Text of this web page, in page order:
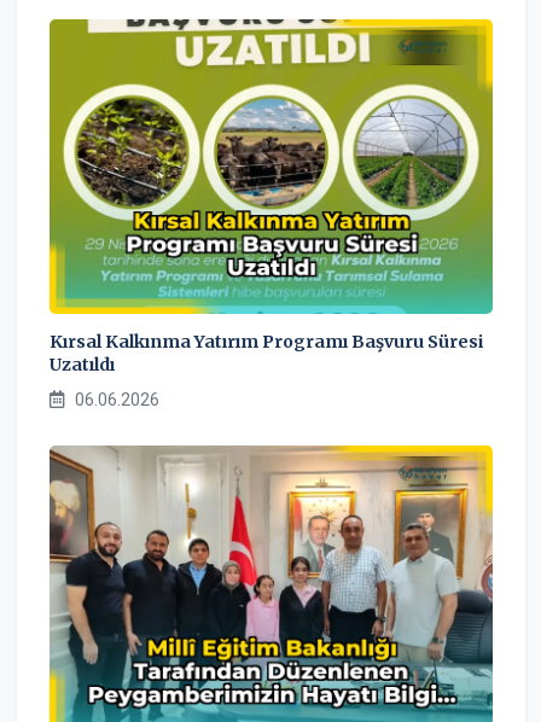
Kırsal Kalkınma Yatırım Programı Başvuru Süresi
Uzatıldı
06.06.2026